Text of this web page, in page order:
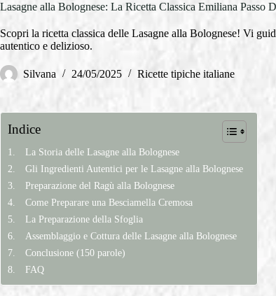
Lasagne alla Bolognese: La Ricetta Classica Emiliana Passo
Scopri la ricetta classica delle Lasagne alla Bolognese! Vi
autentico e delizioso.
Silvana 24/05/2025 Ricette tipiche italiane
Indice
La Storia delle Lasagne alla Bolognese
Gli Ingredienti Autentici per le Lasagne alla Bolognese
Preparazione del Ragù alla Bolognese
Come Preparare una Besciamella Cremosa
La Preparazione della Sfoglia
Assemblaggio e Cottura delle Lasagne alla Bolognese
Conclusione (150 parole)
FAQ